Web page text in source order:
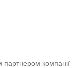
партнером компанії